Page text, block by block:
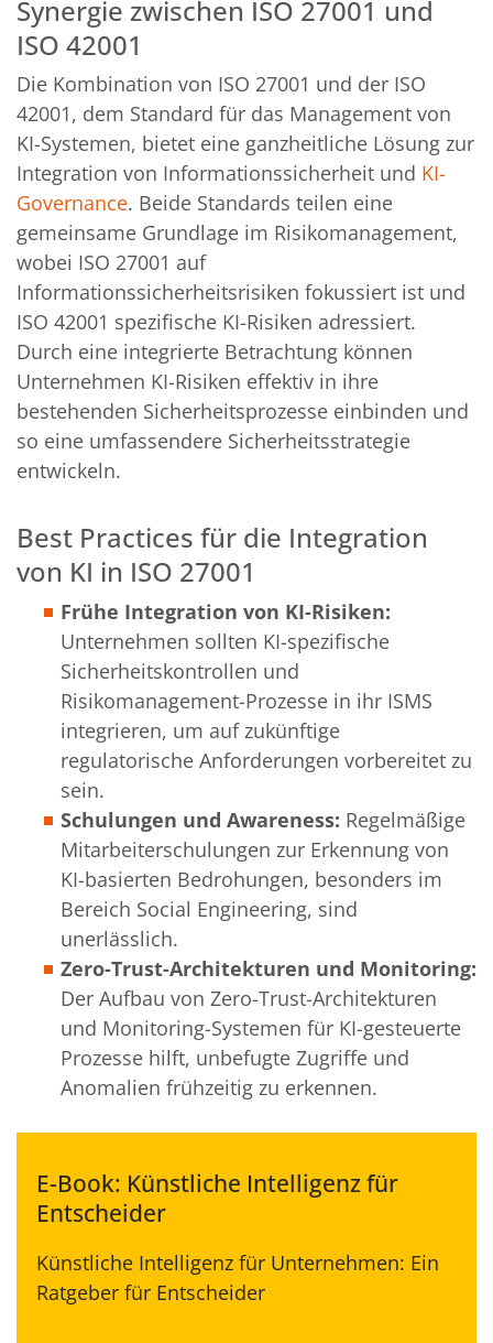
Synergie zwischen ISO 27001 und
ISO 42001
Die Kombination von ISO 27001 und der ISO
42001, dem Standard für das Management von
KI-Systemen, bietet eine ganzheitliche Lösung zur
Integration von Informationssicherheit und KI-
Governance. Beide Standards teilen eine
gemeinsame Grundlage im Risikomanagement,
wobei ISO 27001 auf
Informationssicherheitsrisiken fokussiert ist und
ISO 42001 spezifische KI-Risiken adressiert.
Durch eine integrierte Betrachtung können
Unternehmen KI-Risiken effektiv in ihre
bestehenden Sicherheitsprozesse einbinden und
so eine umfassendere Sicherheitsstrategie
entwickeln.
Best Practices für die Integration
von KI in ISO 27001
Frühe Integration von KI-Risiken:
Unternehmen sollten KI-spezifische
Sicherheitskontrollen und
Risikomanagement-Prozesse in ihr ISMS
integrieren, um auf zukünftige
regulatorische Anforderungen vorbereitet zu
sein.
Schulungen und Awareness: Regelmäßige
Mitarbeiterschulungen zur Erkennung von
KI-basierten Bedrohungen, besonders im
Bereich Social Engineering, sind
unerlässlich.
Zero-Trust-Architekturen und Monitoring:
Der Aufbau von Zero-Trust-Architekturen
und Monitoring-Systemen für KI-gesteuerte
Prozesse hilft, unbefugte Zugriffe und
Anomalien frühzeitig zu erkennen.
E-Book: Künstliche Intelligenz für
Entscheider
Künstliche Intelligenz für Unternehmen: Ein
Ratgeber für Entscheider